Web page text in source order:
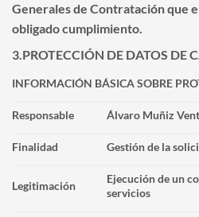
Generales de Contratación que
obligado cumplimiento.
3.PROTECCIÓN DE DATOS DE
INFORMACIÓN BÁSICA SOBRE
Responsable Álvaro Muñiz
Finalidad Gestión de la
Legitimación
Ejecución de un
servicios